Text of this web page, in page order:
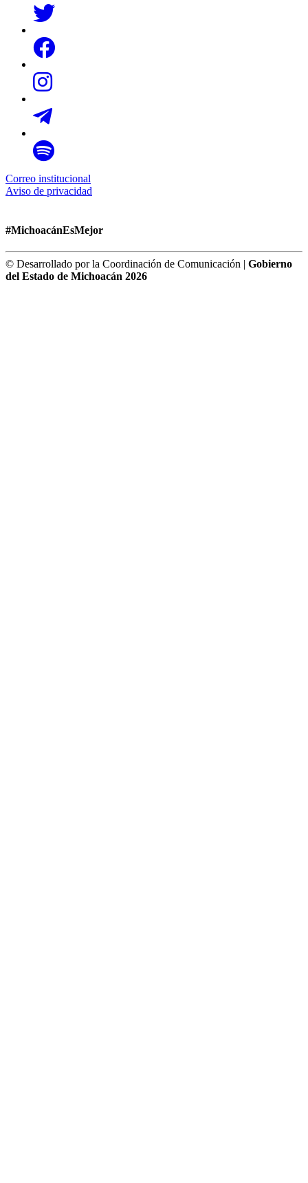
Correo institucional
Aviso de privacidad
#MichoacánEsMejor
© Desarrollado por la Coordinación de Comunicación | Gobierno
del Estado de Michoacán 2026